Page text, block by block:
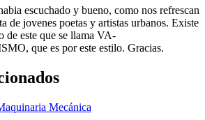
escuchado y bueno, como nos refrescan
de jovenes poetas y artistas urbanos. Existe
de este que se llama VA-
que es por este estilo. Gracias.